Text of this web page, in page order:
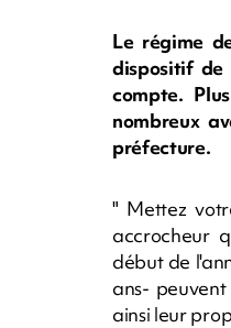
Le régime
dispositif de
compte.
nombreux
préfecture.
" Mettez
accrocheur
début de
ans-
ainsi leur